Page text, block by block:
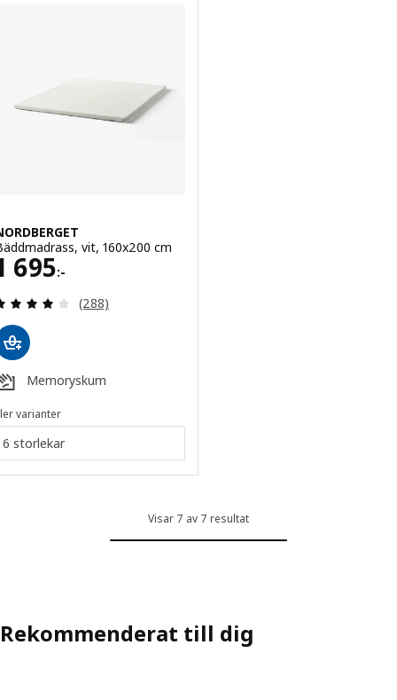
vit, 160x200 cm
695:-
1695:-
Recensera: 3.9 utav 5 stjärnor. Totalt antal
(288)
Memoryskum
varianter
6 storlekar
Visar 7 av 7 resultat
Rekommenderat till dig